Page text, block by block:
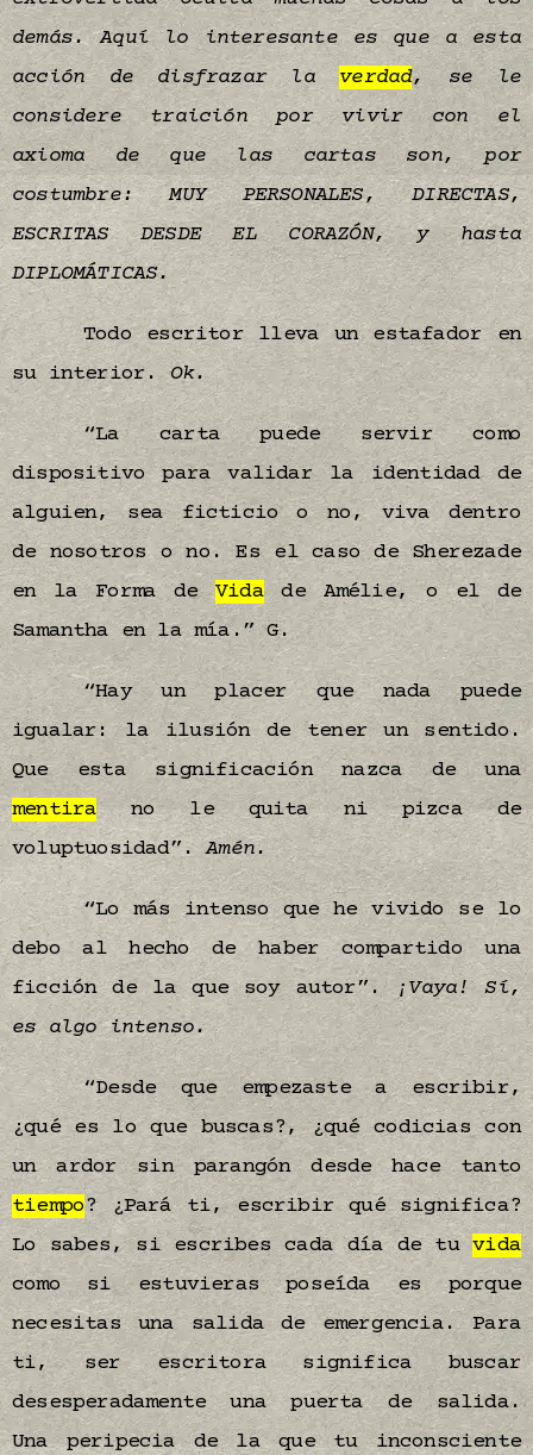
demás. Aquí lo interesante es que a esta
acción de disfrazar laverdad, se le
considere traición por vivir con el
axioma de que las cartas son, por
costumbre: MUY PERSONALES, DIRECTAS,
ESCRITAS DESDE EL CORAZÓN, y hasta
DIPLOMÁTICAS.
Todo escritor lleva un estafador en
su interior.Ok.
“La carta puede servir como
dispositivo para validar la identidad de
alguien, sea ficticio o no, viva dentro
de nosotros o no. Es el caso de Sherezade
en la Forma deVidade Amélie, o el de
Samantha en la mía.” G.
“Hay un placer que nada puede
igualar: la ilusión de tener un sentido.
Que esta significación nazca de una
mentirano le quita ni pizca de
voluptuosidad”.Amén.
“Lo más intenso que he vivido se lo
debo al hecho de haber compartido una
ficción de la que soy autor”.¡Vaya! Sí,
es algo intenso.
“Desde que empezaste a escribir,
¿qué es lo que buscas?, ¿qué codicias con
un ardor sin parangón desde hace tanto
tiempo? ¿Pará ti, escribir qué significa?
Lo sabes, si escribes cada día de tuvida
como si estuvieras poseída es porque
necesitas una salida de emergencia. Para
ti, ser escritora significa buscar
desesperadamente una puerta de salida.
Una peripecia de la que tu inconsciente